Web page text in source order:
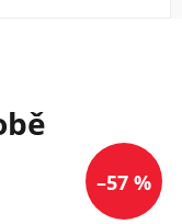
–57 %